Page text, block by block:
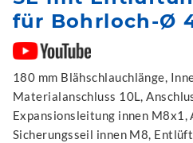
für Bohrloch-Ø
180 mm Blähschlauchlänge,
Materialanschluss 10L,
Expansionsleitung innen M8x1,
Sicherungsseil innen M8,